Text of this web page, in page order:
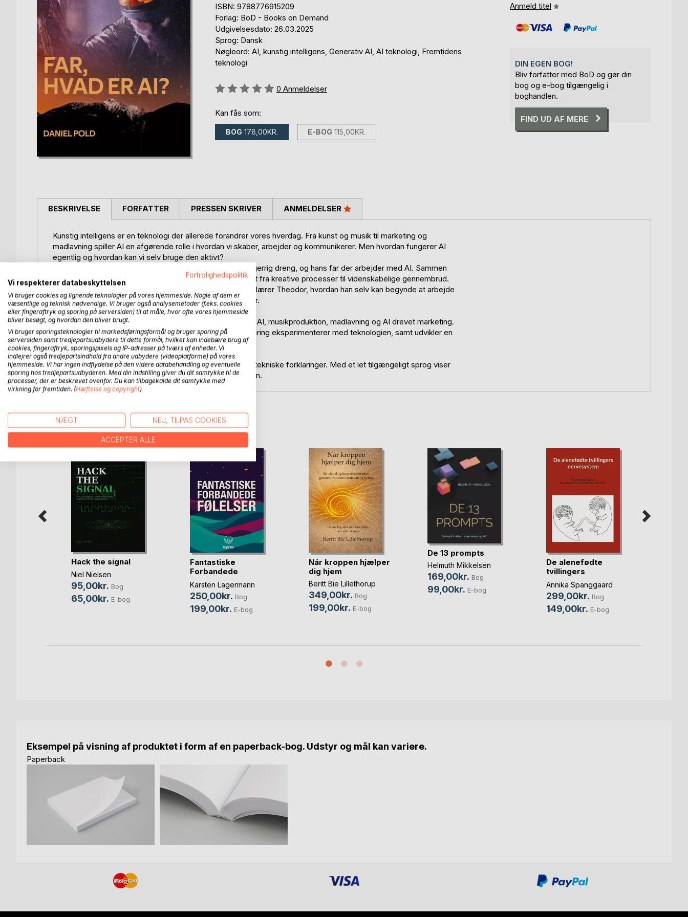
ISBN: 9788776915209
Forlag: BoD - Books on Demand
Udgivelsesdato: 26.03.2025
Sprog: Dansk
Nøgleord: AI, kunstig intelligens, Generativ AI, AI teknologi, Fremtidens
teknologi
Anmeldelse::
0 Anmeldelser
Kan fås som:
BOG 178,00KR. E-BOG 115,00KR.
Anmeld titel
DIN EGEN BOG!
Bliv forfatter med BoD og gør din
bog og e-bog tilgængelig i
boghandlen.
FIND UD AF MERE
BESKRIVELSE
Kunstig intelligens er en teknologi der allerede forandrer vores hverdag. Fra kunst og musik til marketing og
madlavning spiller AI en afgørende rolle i hvordan vi skaber, arbejder og kommunikerer. Men hvordan fungerer AI
egentlig og hvordan kan vi selv bruge den aktivt?
I denne bog følger vi en samtale mellem Theodor, en nysgerrig dreng, og hans far der arbejder med AI. Sammen
udforsker de, hvordan AI lærer og hvordan den bruges i alt fra kreative processer til videnskabelige gennembrud.
Gennem konkrete eksempler og praktiske eksperimenter lærer Theodor, hvordan han selv kan begynde at arbejde
med AI ikke kun som forbruger, men som en aktiv deltager.
Bogen dækker en bred vifte af emner, herunder generativ AI, musikproduktion, madlavning og AI drevet marketing.
Læseren får indsigt i, hvordan man bruger prompt engineering eksperimenterer med teknologien, samt udvikler en
kritisk tilgang til kunstig intelligens.
Dette er en bog for alle, der vil forstå AI uden komplekse tekniske forklaringer. Med et let tilgængeligt sprog viser
bogen, hvordan vi kan bruge AI som et værktøj i hverdagen.
FORFATTER PRESSEN SKRIVER ANMELDELSER
FLERE TITLER HOSBoD
Hack the signal
Niel Nielsen
95,00kr. Bog
65,00kr. E-bog
Fantastiske
Forbandede
Følelser
Karsten Lagermann
250,00kr. Bog
199,00kr. E-bog
Når kroppen hjælper
dig hjem
Beritt Bie Lillethorup
349,00kr. Bog
199,00kr. E-bog
De 13 prompts
Helmuth Mikkelsen
169,00kr. Bog
99,00kr. E-bog
De alenefødte
tvillingers
nervesystem
Annika Spanggaard
299,00kr. Bog
149,00kr. E-bog
Eksempel på visning af produktet i form af en paperback-bog. Udstyr og mål kan variere.
Paperback
Fortrolighedspolitik
Vi respekterer databeskyttelsen
Vi bruger cookies og lignende teknologier på vores hjemmeside. Nogle af dem er
væsentlige og teknisk nødvendige. Vi bruger også analysemetoder (f.eks. cookies
eller fingeraftryk og sporing på serversiden) til at måle, hvor ofte vores hjemmeside
bliver besøgt, og hvordan den bliver brugt.
Vi bruger sporingsteknologier til markedsføringsformål og bruger sporing på
serversiden samt tredjepartsudbydere til dette formål, hvilket kan indebære brug af
cookies, fingeraftryk, sporingspixels og IP-adresser på tværs af enheder. Vi
indlejrer også tredjepartsindhold fra andre udbydere (videoplatforme) på vores
hjemmeside. Vi har ingen indflydelse på den videre databehandling og eventuelle
sporing hos tredjepartsudbyderen. Med din indstilling giver du dit samtykke til de
processer, der er beskrevet ovenfor. Du kan tilbagekalde dit samtykke med
virkning for fremtiden. (Hæftelse og copyright)
NÆGT NEJ, TILPAS COOKIES
ACCEPTER ALLE